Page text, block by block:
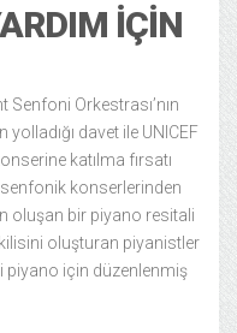
İÇIN
Senfoni Orkestrası’nın
davet ile UNICEF
katılma fırsatı
senfonik konserlerinden
oluşan bir piyano resitali
oluşturan piyanistler
piyano için düzenlenmiş